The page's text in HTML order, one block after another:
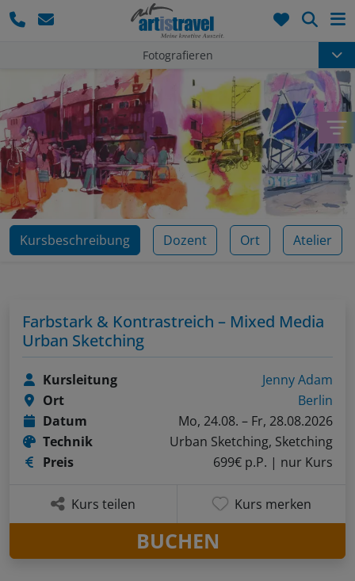
Fotografieren
Kursbeschreibung Dozent Ort Atelier
Farbstark & Kontrastreich – Mixed Media
Urban Sketching
Kursleitung
Jenny Adam
Ort
Berlin
Datum
Mo, 24.08. – Fr, 28.08.2026
Technik
Urban Sketching, Sketching
Preis
699€ p.P. | nur Kurs
Kurs teilen Kurs merken
BUCHEN